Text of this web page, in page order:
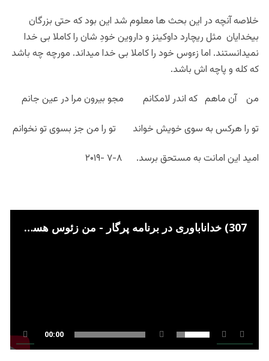
خلاصه آنچه در این بحث ها معلوم شد این بود که حتی بزرگان
بیخدایان مثل ریچارد داوکینز و داروین خودِ شان را کاملا بی خدا
نمیدانستند. اما زءوس خود را کاملا بی خدا میداند. مورچه چه باشد
که کله و پاچه اش باشد.
من آن ماهم که اندر لامکانم مجو بیرون مرا در عین جانم
تو را هرکس به سوی خویش خواند تو را من جز بسوی تو نخوانم
امید این امانت به مستحق برسد. ۸-۷
-۲۰۱۹
00:00
307) خداناباوری در برنامه پرگار - من زئوس هستم - I am Zeus